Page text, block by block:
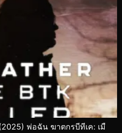
พ่อฉัน ฆาตกรบีทีเค: เมื